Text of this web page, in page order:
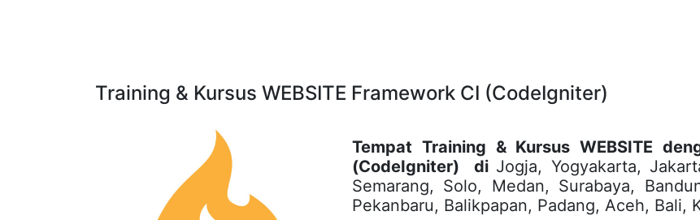
Training & Kursus WEBSITE Framework CI (CodeIgniter)
Tempat Training & Kursus WEBSITE
(CodeIgniter) di Jogja, Yogyakarta,
Semarang, Solo, Medan, Surabaya,
Pekanbaru, Balikpapan, Padang, Aceh, Bali,